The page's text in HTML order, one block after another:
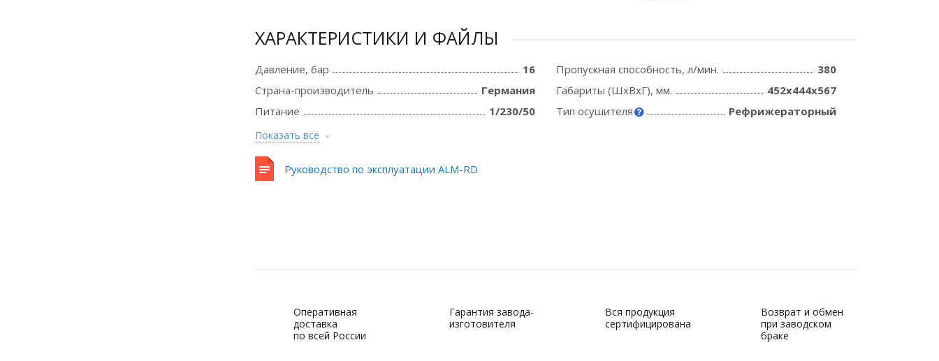
ХАРАКТЕРИСТИКИ И ФАЙЛЫ
Давление, бар 16 Пропускная способность, л/мин.
380
Страна-производитель
Германия Габариты (ШхВхГ), мм.
452х444х567
Питание
1/230/50 Тип осушителя Рефрижераторный
Показать все
Руководство по эксплуатации ALM-RD
Оперативная
доставка
по всей России
Гарантия завода-
изготовителя
Вся продукция
сертифицирована
Возврат и обмен
при заводском
браке